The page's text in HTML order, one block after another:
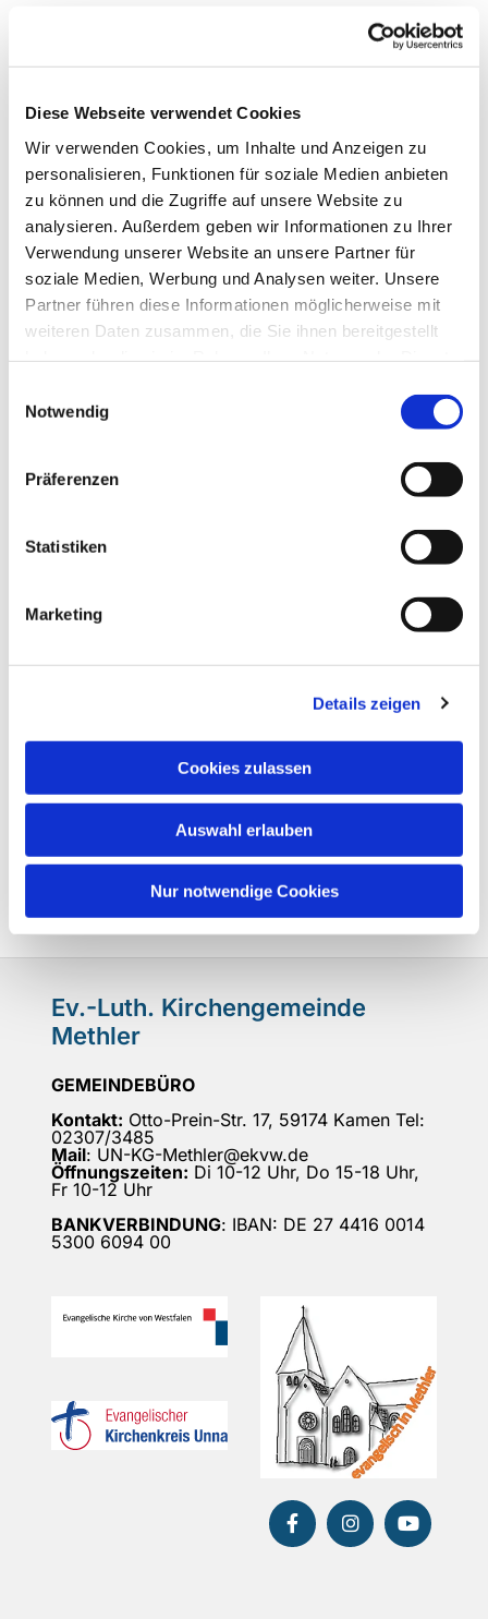
Diese Webseite verwendet Cookies
Wir verwenden Cookies, um Inhalte und Anzeigen zu
personalisieren, Funktionen für soziale Medien anbieten
zu können und die Zugriffe auf unsere Website zu
analysieren. Außerdem geben wir Informationen zu Ihrer
Verwendung unserer Website an unsere Partner für
soziale Medien, Werbung und Analysen weiter. Unsere
Partner führen diese Informationen möglicherweise mit
weiteren Daten zusammen, die Sie ihnen bereitgestellt
Notwendig
Präferenzen
Statistiken
Marketing
Details zeigen
Cookies zulassen
Auswahl erlauben
Nur notwendige Cookies
Dies könnte Sie auch
interessieren
Ev.-Luth. Kirchengemeinde
Methler
GEMEINDEBÜRO
Kontakt: Otto-Prein-Str. 17, 59174 Kamen Tel:
02307/3485
Mail: UN-KG-Methler@ekvw.de
Öffnungszeiten: Di 10-12 Uhr, Do 15-18 Uhr,
Fr 10-12 Uhr
BANKVERBINDUNG: IBAN: DE 27 4416 0014
5300 6094 00